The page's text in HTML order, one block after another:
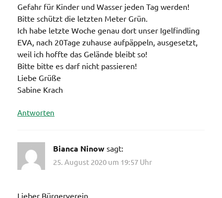
Gefahr für Kinder und Wasser jeden Tag werden!
Bitte schützt die letzten Meter Grün.
Ich habe letzte Woche genau dort unser Igelfindling
EVA, nach 20Tage zuhause aufpäppeln, ausgesetzt,
weil ich hoffte das Gelände bleibt so!
Bitte bitte es darf nicht passieren!
Liebe Grüße
Sabine Krach
Antworten
Bianca Ninow sagt:
25. August 2020 um 19:57 Uhr
Lieber Bürgerverein,